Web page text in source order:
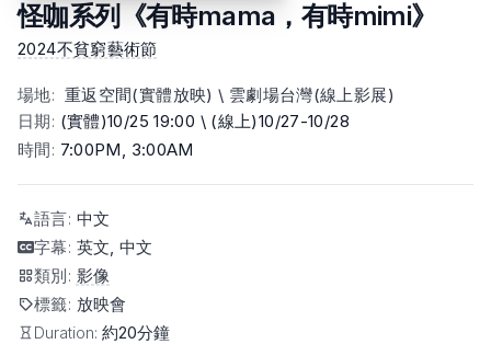
怪咖系列《有時mama，有時mimi》
2024不貧窮藝術節
場地: 重返空間(實體放映) \ 雲劇場台灣(線上影展)
日期: (實體)10/25 19:00 \ (線上)10/27-10/28
時間: 7:00PM, 3:00AM
語言: 中文
字幕: 英文, 中文
類別: 影像
標籤: 放映會
Duration: 約20分鐘